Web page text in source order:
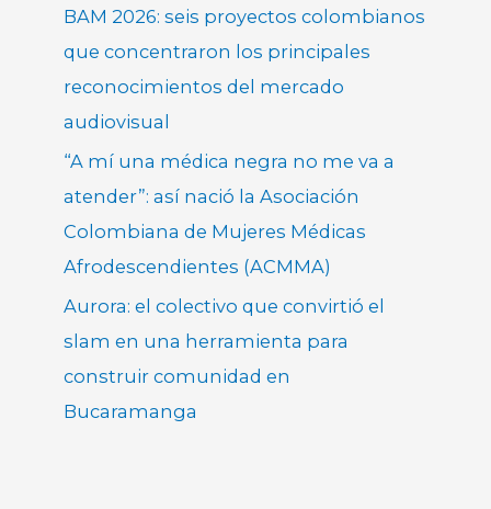
BAM 2026: seis proyectos colombianos
que concentraron los principales
reconocimientos del mercado
audiovisual
“A mí una médica negra no me va a
atender”: así nació la Asociación
Colombiana de Mujeres Médicas
Afrodescendientes (ACMMA)
Aurora: el colectivo que convirtió el
slam en una herramienta para
construir comunidad en
Bucaramanga